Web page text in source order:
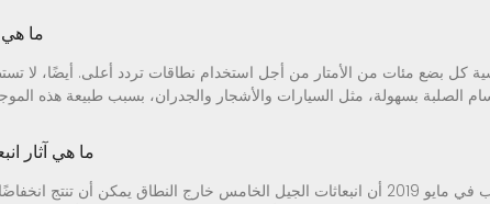
ما
بضع مئات من الأمتار من أجل استخدام نطاقات تردد أعلى. أيضًا، لا
ما هي آثار